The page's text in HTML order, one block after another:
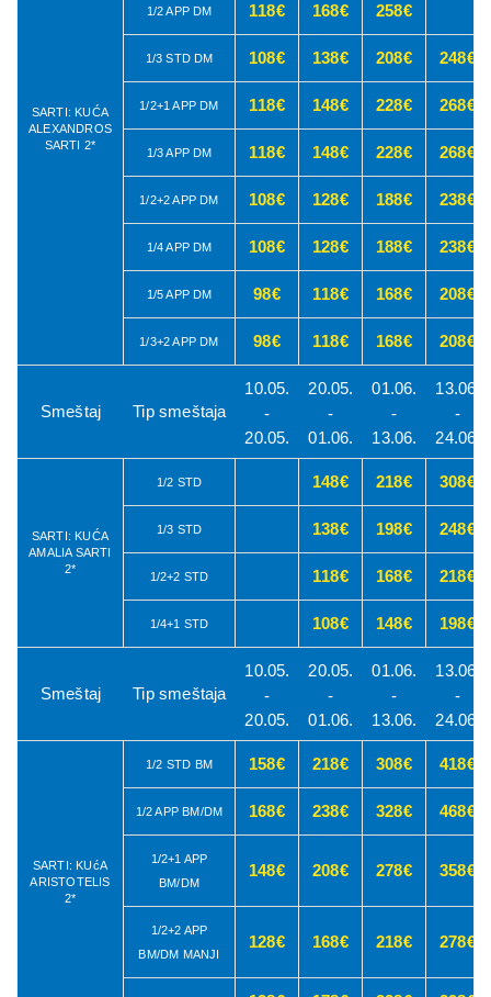
SARTI: KUĆA
ALEXANDROS
SARTI 2*
1/2 APP DM 118€ 168€ 258€
1/3 STD DM 108€ 138€ 208€ 248€
1/2+1 APP DM 118€ 148€ 228€ 268€
1/3 APP DM 118€ 148€ 228€ 268€
1/2+2 APP DM 108€ 128€ 188€ 238€
1/4 APP DM 108€ 128€ 188€ 238€
1/5 APP DM 98€ 118€ 168€ 208€
1/3+2 APP DM 98€ 118€ 168€ 208€
Smeštaj Tip smeštaja
10.05.
-
20.05.
20.05.
-
01.06.
01.06.
-
13.06.
13.06.
-
24.06.
SARTI: KUĆA
AMALIA SARTI
2*
1/2 STD 148€ 218€ 308€
1/3 STD 138€ 198€ 248€
1/2+2 STD 118€ 168€ 218€
1/4+1 STD 108€ 148€ 198€
Smeštaj Tip smeštaja
10.05.
-
20.05.
20.05.
-
01.06.
01.06.
-
13.06.
13.06.
-
24.06.
SARTI: KUćA
ARISTOTELIS
2*
1/2 STD BM 158€ 218€ 308€ 418€
1/2 APP BM/DM 168€ 238€ 328€ 468€
1/2+1 APP
BM/DM
148€ 208€ 278€ 358€
1/2+2 APP
BM/DM MANJI
128€ 168€ 218€ 278€